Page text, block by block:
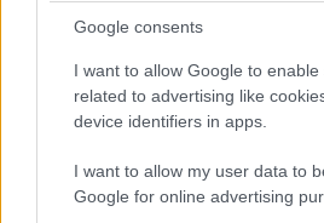
Google consents
I want to allow Google to enable
related to advertising like
device identifiers in apps.
I want to allow my user data to
Google for online advertising
Perez és Leclerc cserél, közben
csapatrádióban, de GP helyretette.
Hamilton a cseréje után
végre: sikerült maga mögött tartani